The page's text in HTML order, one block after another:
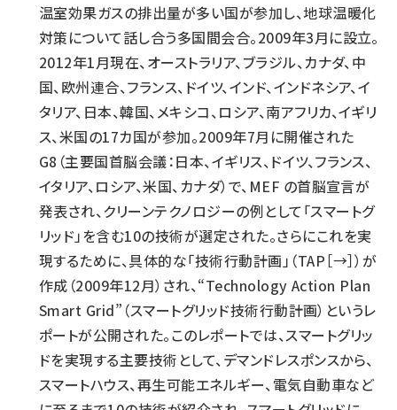
温室効果ガスの排出量が多い国が参加し、地球温暖化
対策について話し合う多国間会合。2009年3月に設立。
2012年1月現在、オーストラリア、ブラジル、カナダ、中
国、欧州連合、フランス、ドイツ、インド、インドネシア、イ
タリア、日本、韓国、メキシコ、ロシア、南アフリカ、イギリ
ス、米国の17カ国が参加。2009年7月に開催された
G8（主要国首脳会議：日本、イギリス、ドイツ、フランス、
イタリア、ロシア、米国、カナダ）で、MEF の首脳宣言が
発表され、クリーンテクノロジーの例として「スマートグ
リッド」を含む10の技術が選定された。さらにこれを実
現するために、具体的な「技術行動計画」（TAP［→］）が
作成（2009年12月）され、“Technology Action Plan
Smart Grid”（スマートグリッド技術行動計画）というレ
ポートが公開された。このレポートでは、スマートグリッ
ドを実現する主要技術として、デマンドレスポンスから、
スマートハウス、再生可能エネルギー、電気自動車など